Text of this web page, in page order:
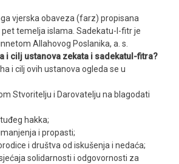
vjerska obaveza (farz) propisana
pet temelja islama. Sadekatu-l-fitr je
Allahovog Poslanika, a. s.
i cilj ustanova zekata i sadekatul-fitra?
i cilj ovih ustanova ogleda se u
Stvoritelju i Darovatelju na blagodati
hakka;
i propasti;
i društva od iskušenja i nedaća;
solidarnosti i odgovornosti za